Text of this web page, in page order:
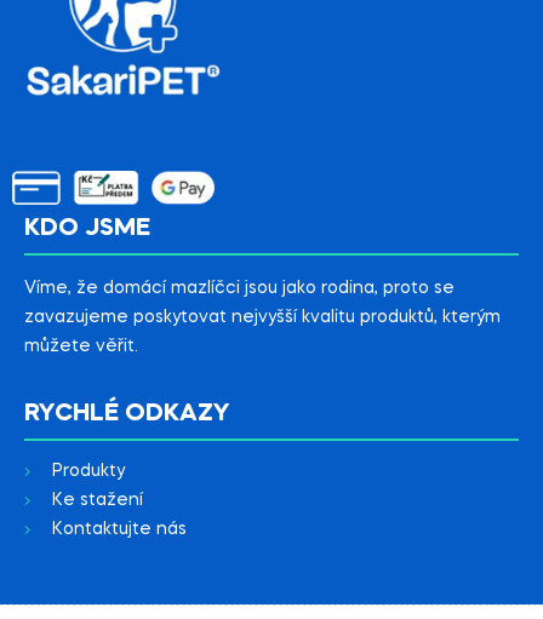
KDO JSME
Víme, že domácí mazlíčci jsou jako rodina, proto se
zavazujeme poskytovat nejvyšší kvalitu produktů, kterým
můžete věřit.
RYCHLÉ ODKAZY
Produkty
Ke stažení
Kontaktujte nás